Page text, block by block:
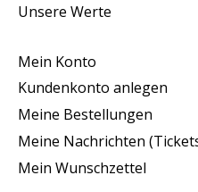
Unsere Werte
Mein Konto
Kundenkonto anlegen
Meine Bestellungen
Meine Nachrichten
Mein Wunschzettel